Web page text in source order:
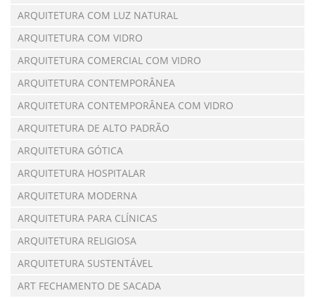
ARQUITETURA COM LUZ NATURAL
ARQUITETURA COM VIDRO
ARQUITETURA COMERCIAL COM VIDRO
ARQUITETURA CONTEMPORÂNEA
ARQUITETURA CONTEMPORÂNEA COM VIDRO
ARQUITETURA DE ALTO PADRÃO
ARQUITETURA GÓTICA
ARQUITETURA HOSPITALAR
ARQUITETURA MODERNA
ARQUITETURA PARA CLÍNICAS
ARQUITETURA RELIGIOSA
ARQUITETURA SUSTENTÁVEL
ART FECHAMENTO DE SACADA